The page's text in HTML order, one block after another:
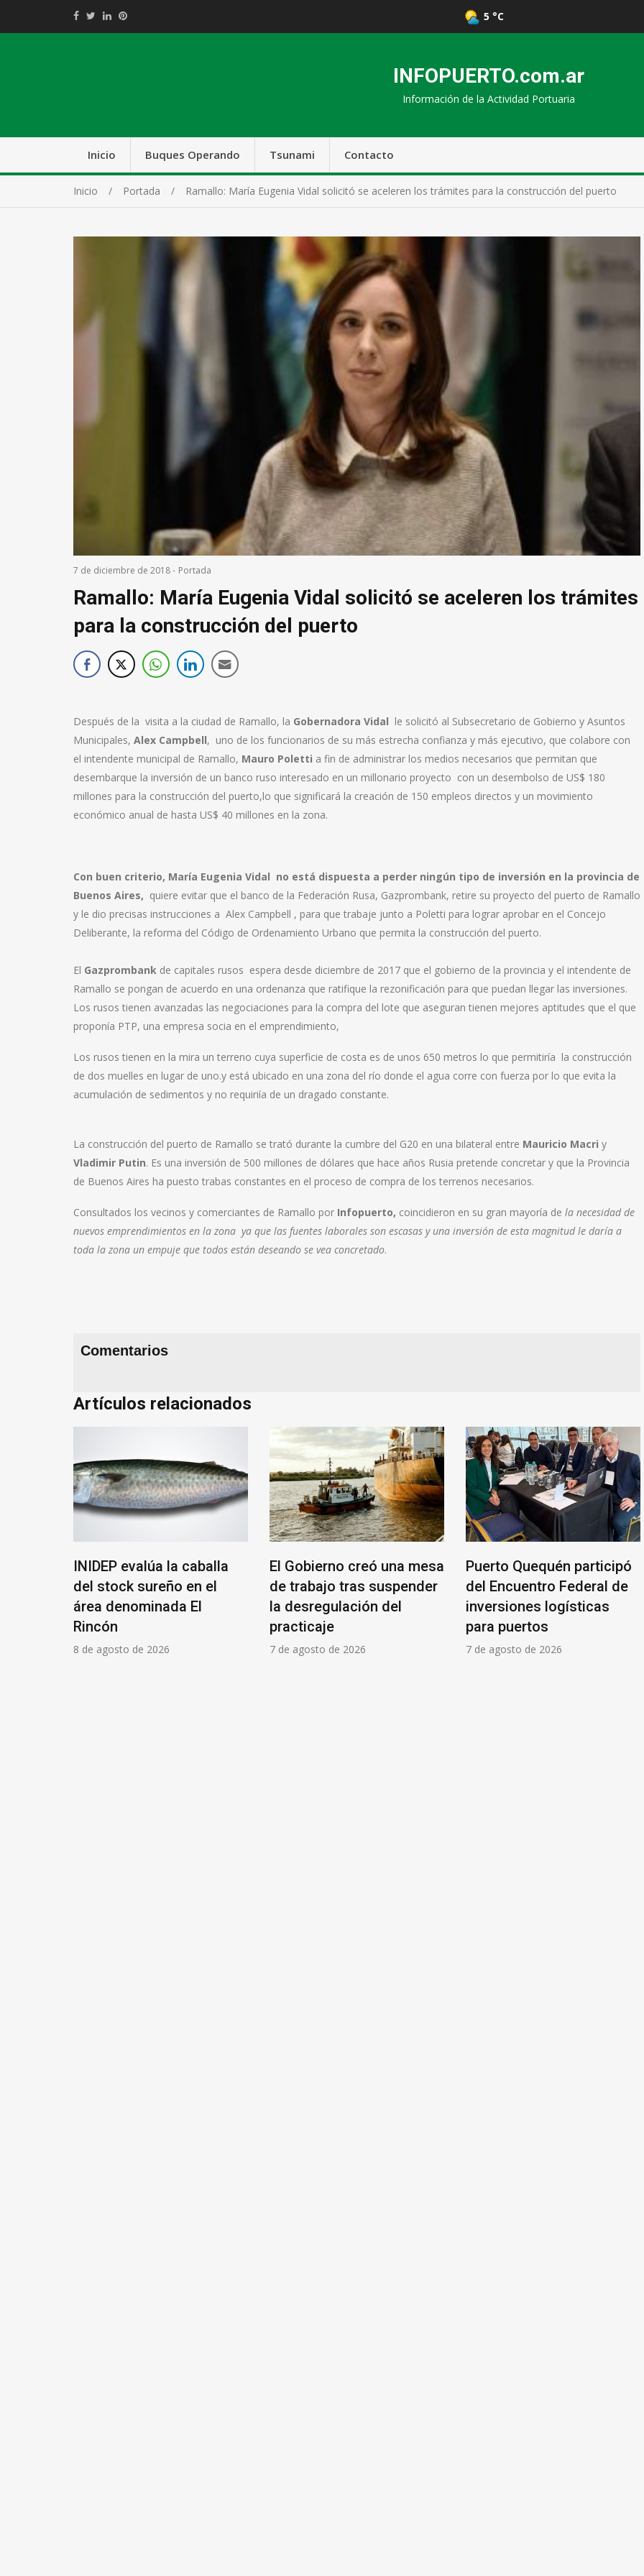
5 °C
INFOPUERTO.com.ar
Información de la Actividad Portuaria
Inicio Buques Operando Tsunami Contacto
Inicio Portada Ramallo: María Eugenia Vidal solicitó se aceleren los trámites para la construcción del puerto
7 de diciembre de 2018- Portada
Ramallo: María Eugenia Vidal solicitó se aceleren los trámites
para la construcción del puerto
Después de la visita a la ciudad de Ramallo, la Gobernadora Vidal le solicitó al Subsecretario de Gobierno y Asuntos
Municipales, Alex Campbell, uno de los funcionarios de su más estrecha confianza y más ejecutivo, que colabore con
el intendente municipal de Ramallo, Mauro Poletti a fin de administrar los medios necesarios que permitan que
desembarque la inversión de un banco ruso interesado en un millonario proyecto con un desembolso de US$ 180
millones para la construcción del puerto,lo que significará la creación de 150 empleos directos y un movimiento
económico anual de hasta US$ 40 millones en la zona.
Con buen criterio, María Eugenia Vidal no está dispuesta a perder ningún tipo de inversión en la provincia de
Buenos Aires, quiere evitar que el banco de la Federación Rusa, Gazprombank, retire su proyecto del puerto de Ramallo
y le dio precisas instrucciones a Alex Campbell , para que trabaje junto a Poletti para lograr aprobar en el Concejo
Deliberante, la reforma del Código de Ordenamiento Urbano que permita la construcción del puerto.
El Gazprombank de capitales rusos espera desde diciembre de 2017 que el gobierno de la provincia y el intendente de
Ramallo se pongan de acuerdo en una ordenanza que ratifique la rezonificación para que puedan llegar las inversiones.
Los rusos tienen avanzadas las negociaciones para la compra del lote que aseguran tienen mejores aptitudes que el que
proponía PTP, una empresa socia en el emprendimiento,
Los rusos tienen en la mira un terreno cuya superficie de costa es de unos 650 metros lo que permitiría la construcción
de dos muelles en lugar de uno.y está ubicado en una zona del río donde el agua corre con fuerza por lo que evita la
acumulación de sedimentos y no requiriía de un dragado constante.
La construcción del puerto de Ramallo se trató durante la cumbre del G20 en una bilateral entre Mauricio Macri y
Vladimir Putin. Es una inversión de 500 millones de dólares que hace años Rusia pretende concretar y que la Provincia
de Buenos Aires ha puesto trabas constantes en el proceso de compra de los terrenos necesarios.
Consultados los vecinos y comerciantes de Ramallo por Infopuerto, coincidieron en su gran mayoría de la necesidad de
nuevos emprendimientos en la zona ya que las fuentes laborales son escasas y una inversión de esta magnitud le daría a
toda la zona un empuje que todos están deseando se vea concretado.
Comentarios
Artículos relacionados
INIDEP evalúa la caballa
del stock sureño en el
área denominada El
Rincón
8 de agosto de 2026
El Gobierno creó una mesa
de trabajo tras suspender
la desregulación del
practicaje
7 de agosto de 2026
Puerto Quequén participó
del Encuentro Federal de
inversiones logísticas
para puertos
7 de agosto de 2026